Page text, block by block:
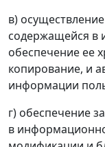
в)
содержащейся в
обеспечение ее
копирование, и
информации
г) обеспечение
в